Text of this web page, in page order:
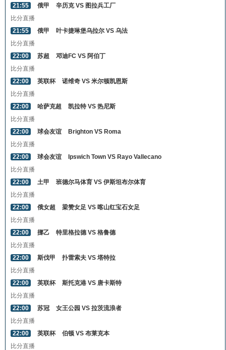
21:55
俄甲
辛历克 VS 图拉兵工厂
比分直播
21:55
俄甲
叶卡捷琳堡乌拉尔 VS 乌法
比分直播
22:00
苏超
邓迪FC VS 阿伯丁
比分直播
22:00
英联杯
诺维奇 VS 米尔顿凯恩斯
比分直播
22:00
哈萨克超
凯拉特 VS 热尼斯
比分直播
22:00
球会友谊
Brighton VS Roma
比分直播
22:00
球会友谊
Ipswich Town VS Rayo Vallecano
比分直播
22:00
土甲
班德尔马体育 VS 伊斯坦布尔体育
比分直播
22:00
俄女超
梁赞女足 VS 喀山红宝石女足
比分直播
22:00
挪乙
特里格拉德 VS 格鲁德
比分直播
22:00
斯伐甲
扑雷索夫 VS 塔特拉
比分直播
22:00
英联杯
斯托克港 VS 唐卡斯特
比分直播
22:00
苏冠
女王公园 VS 拉茨流浪者
比分直播
22:00
英联杯
伯顿 VS 布莱克本
比分直播